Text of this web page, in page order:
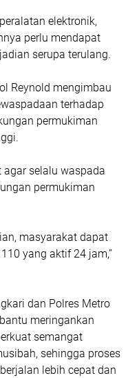
elektronik,
perlu mendapat
serupa terulang.
Reynold mengimbau
terhadap
permukiman
selalu waspada
permukiman
masyarakat dapat
yang aktif 24 jam,”
dan Polres Metro
meringankan
semangat
sehingga proses
lebih cepat dan